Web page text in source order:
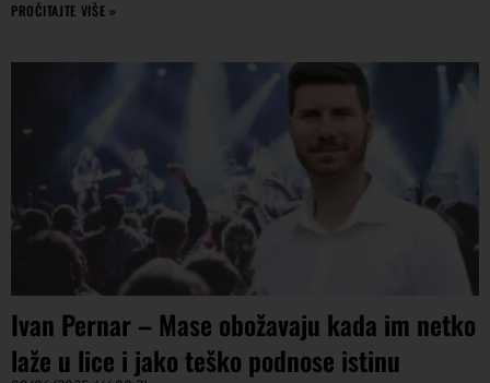
PROČITAJTE VIŠE »
Ivan Pernar – Mase obožavaju kada im netko
laže u lice i jako teško podnose istinu